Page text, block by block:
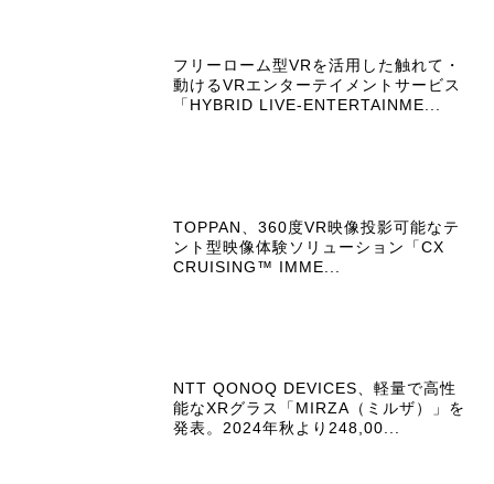
フリーローム型VRを活用した触れて・
動けるVRエンターテイメントサービス
「HYBRID LIVE-ENTERTAINME...
TOPPAN、360度VR映像投影可能なテ
ント型映像体験ソリューション「CX
CRUISING™ IMME...
NTT QONOQ DEVICES、軽量で高性
能なXRグラス「MIRZA（ミルザ）」を
発表。2024年秋より248,00...